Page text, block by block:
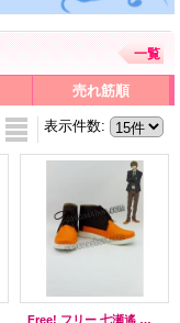
一覧
売れ筋順
表示件数:
Free! フリー 七瀬遙 橘真琴風 コスプレ靴 ブーツ